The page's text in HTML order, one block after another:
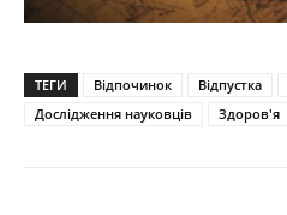
ТЕГИ Відпочинок Відпустка
Дослідження науковців
Здоров'я